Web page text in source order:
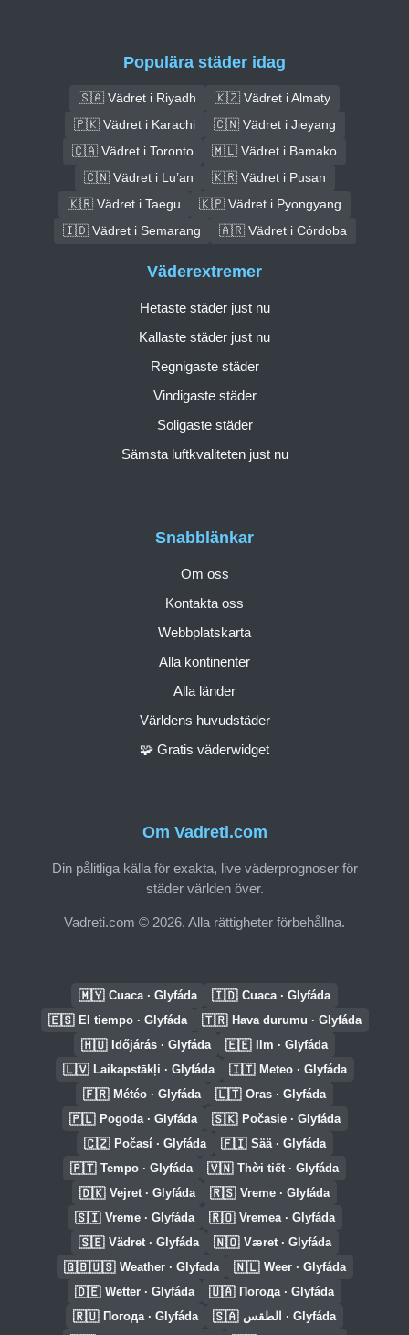
Populära städer idag
🇸🇦 Vädret i Riyadh
🇰🇿 Vädret i Almaty
🇵🇰 Vädret i Karachi
🇨🇳 Vädret i Jieyang
🇨🇦 Vädret i Toronto
🇲🇱 Vädret i Bamako
🇨🇳 Vädret i Lu’an
🇰🇷 Vädret i Pusan
🇰🇷 Vädret i Taegu
🇰🇵 Vädret i Pyongyang
🇮🇩 Vädret i Semarang
🇦🇷 Vädret i Córdoba
Om Vadreti.com
Din pålitliga källa för exakta, live väderprognoser för
städer världen över.
Vadreti.com © 2026. Alla rättigheter förbehållna.
Snabblänkar
Om oss
Kontakta oss
Webbplatskarta
Alla kontinenter
Alla länder
Världens huvudstäder
🧩 Gratis väderwidget
Väderextremer
Hetaste städer just nu
Kallaste städer just nu
Regnigaste städer
Vindigaste städer
Soligaste städer
Sämsta luftkvaliteten just nu
🇲🇾 Cuaca · Glyfáda 🇮🇩 Cuaca · Glyfáda
🇪🇸 El tiempo · Glyfáda 🇹🇷 Hava durumu · Glyfáda
🇭🇺 Időjárás · Glyfáda 🇪🇪 Ilm · Glyfáda
🇱🇻 Laikapstākļi · Glyfáda 🇮🇹 Meteo · Glyfáda
🇫🇷 Météo · Glyfáda 🇱🇹 Oras · Glyfáda
🇵🇱 Pogoda · Glyfáda 🇸🇰 Počasie · Glyfáda
🇨🇿 Počasí · Glyfáda 🇫🇮 Sää · Glyfáda
🇵🇹 Tempo · Glyfáda 🇻🇳 Thời tiết · Glyfáda
🇩🇰 Vejret · Glyfáda 🇷🇸 Vreme · Glyfáda
🇸🇮 Vreme · Glyfáda 🇷🇴 Vremea · Glyfáda
🇸🇪 Vädret · Glyfáda 🇳🇴 Været · Glyfáda
🇬🇧🇺🇸 Weather · Glyfada 🇳🇱 Weer · Glyfáda
🇩🇪 Wetter · Glyfáda 🇺🇦 Погода · Glyfáda
🇷🇺 Погода · Glyfáda 🇸🇦 الطقس · Glyfáda